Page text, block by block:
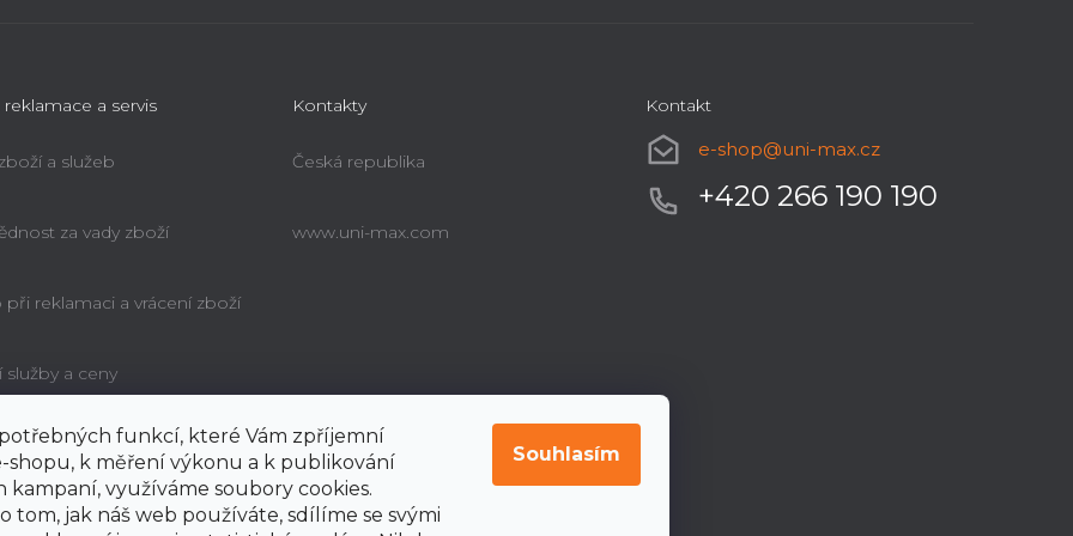
funkcí, které Vám zpříjemní
shopu, k měření výkonu a k publikování
kampaní, využíváme soubory cookies.
tom, jak náš web používáte, sdílíme se svými
Souhlasím
reklamace a servis
a služeb
za vady zboží
při reklamaci a vrácení zboží
služby a ceny
poučení o právu
na odstoupení od
Kontakty
Česká republika
www.uni-max.com
Kontakt
e-shop@uni-max.cz
+420 266 190 190